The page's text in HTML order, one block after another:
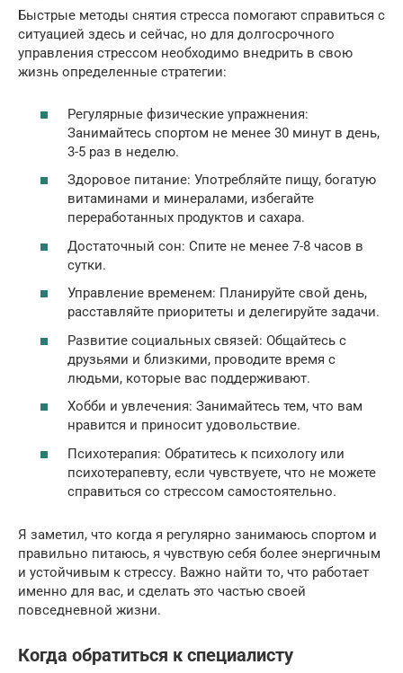
Быстрые методы снятия стресса помогают справиться с
ситуацией здесь и сейчас, но для долгосрочного
управления стрессом необходимо внедрить в свою
жизнь определенные стратегии:
Регулярные физические упражнения:
Занимайтесь спортом не менее 30 минут в день,
3-5 раз в неделю.
Здоровое питание: Употребляйте пищу, богатую
витаминами и минералами, избегайте
переработанных продуктов и сахара.
Достаточный сон: Спите не менее 7-8 часов в
сутки.
Управление временем: Планируйте свой день,
расставляйте приоритеты и делегируйте задачи.
Развитие социальных связей: Общайтесь с
друзьями и близкими, проводите время с
людьми, которые вас поддерживают.
Хобби и увлечения: Занимайтесь тем, что вам
нравится и приносит удовольствие.
Психотерапия: Обратитесь к психологу или
психотерапевту, если чувствуете, что не можете
справиться со стрессом самостоятельно.
Я заметил, что когда я регулярно занимаюсь спортом и
правильно питаюсь, я чувствую себя более энергичным
и устойчивым к стрессу. Важно найти то, что работает
именно для вас, и сделать это частью своей
повседневной жизни.
Когда обратиться к специалисту